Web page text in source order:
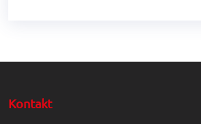
Kontakt